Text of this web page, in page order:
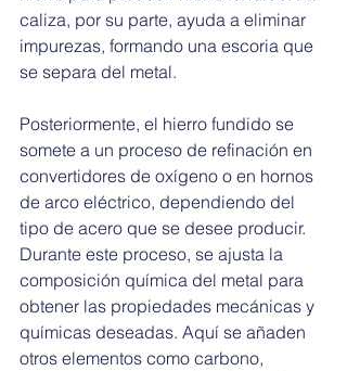
caliza, por su parte, ayuda a eliminar
impurezas, formando una escoria que
se separa del metal.
Posteriormente, el hierro fundido se
somete a un proceso de refinación en
convertidores de oxígeno o en hornos
de arco eléctrico, dependiendo del
tipo de acero que se desee producir.
Durante este proceso, se ajusta la
composición química del metal para
obtener las propiedades mecánicas y
químicas deseadas. Aquí se añaden
otros elementos como carbono,